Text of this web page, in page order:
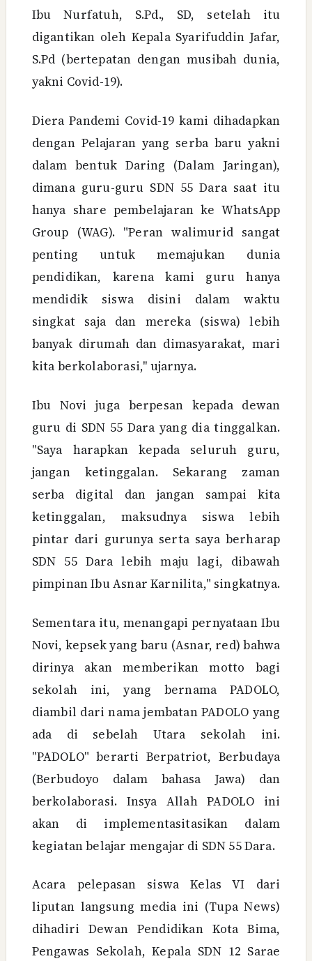
Ibu Nurfatuh, S.Pd., SD, setelah itu
digantikan oleh Kepala Syarifuddin Jafar,
S.Pd (bertepatan dengan musibah dunia,
yakni Covid-19).
Diera Pandemi Covid-19 kami dihadapkan
dengan Pelajaran yang serba baru yakni
dalam bentuk Daring (Dalam Jaringan),
dimana guru-guru SDN 55 Dara saat itu
hanya share pembelajaran ke WhatsApp
Group (WAG). "Peran walimurid sangat
penting untuk memajukan dunia
pendidikan, karena kami guru hanya
mendidik siswa disini dalam waktu
singkat saja dan mereka (siswa) lebih
banyak dirumah dan dimasyarakat, mari
kita berkolaborasi,'' ujarnya.
Ibu Novi juga berpesan kepada dewan
guru di SDN 55 Dara yang dia tinggalkan.
"Saya harapkan kepada seluruh guru,
jangan ketinggalan. Sekarang zaman
serba digital dan jangan sampai kita
ketinggalan, maksudnya siswa lebih
pintar dari gurunya serta saya berharap
SDN 55 Dara lebih maju lagi, dibawah
pimpinan Ibu Asnar Karnilita," singkatnya.
Sementara itu, menangapi pernyataan Ibu
Novi, kepsek yang baru (Asnar, red) bahwa
dirinya akan memberikan motto bagi
sekolah ini, yang bernama PADOLO,
diambil dari nama jembatan PADOLO yang
ada di sebelah Utara sekolah ini.
"PADOLO" berarti Berpatriot, Berbudaya
(Berbudoyo dalam bahasa Jawa) dan
berkolaborasi. Insya Allah PADOLO ini
akan di implementasitasikan dalam
kegiatan belajar mengajar di SDN 55 Dara.
Acara pelepasan siswa Kelas VI dari
liputan langsung media ini (Tupa News)
dihadiri Dewan Pendidikan Kota Bima,
Pengawas Sekolah, Kepala SDN 12 Sarae